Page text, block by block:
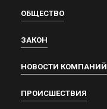
ОБЩЕСТВО
ЗАКОН
НОВОСТИ КОМПАНИЙ
ПРОИСШЕСТВИЯ